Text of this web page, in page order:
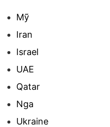
Mỹ
Iran
Israel
UAE
Qatar
Nga
Ukraine